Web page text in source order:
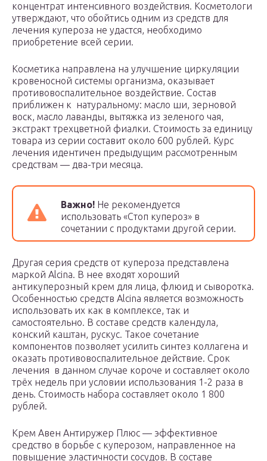
концентрат интенсивного воздействия. Косметологи
утверждают, что обойтись одним из средств для
лечения купероза не удастся, необходимо
приобретение всей серии.
Косметика направлена на улучшение циркуляции
кровеносной системы организма, оказывает
противовоспалительное воздействие. Состав
приближен к натуральному: масло ши, зерновой
воск, масло лаванды, вытяжка из зеленого чая,
экстракт трехцветной фиалки. Стоимость за единицу
товара из серии составит около 600 рублей. Курс
лечения идентичен предыдущим рассмотренным
средствам — два-три месяца.
Важно! Не рекомендуется
использовать «Стоп купероз» в
сочетании с продуктами другой серии.
Другая серия средств от купероза представлена
маркой Alcina. В нее входят хороший
антикуперозный крем для лица, флюид и сыворотка.
Особенностью средств Alcina является возможность
использовать их как в комплексе, так и
самостоятельно. В составе средств календула,
конский каштан, рускус. Такое сочетание
компонентов позволяет усилить синтез коллагена и
оказать противовоспалительное действие. Срок
лечения в данном случае короче и составляет около
трёх недель при условии использования 1-2 раза в
день. Стоимость набора составляет около 1 800
рублей.
Крем Авен Антиружер Плюс — эффективное
средство в борьбе с куперозом, направленное на
повышение эластичности сосудов. В составе